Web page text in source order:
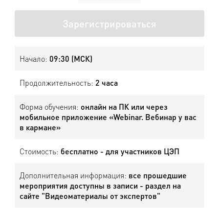
Зарегистрироваться
Начало: 09:30 (МСК)
Продолжительность: 2 часа
Форма обучения: онлайн на ПК или через
мобильное приложение «Webinar. Вебинар у вас
в кармане»
Стоимость: бесплатно - для участников ЦЭП
Дополнительная информация: все прошедшие
мероприятия доступны в записи - раздел на
сайте "Видеоматериалы от экспертов"